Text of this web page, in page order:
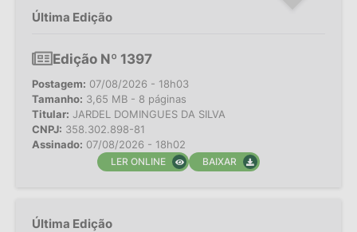
Última Edição
Edição Nº 1397
Postagem: 07/08/2026 - 18h03
Tamanho: 3,65 MB - 8 páginas
Titular: JARDEL DOMINGUES DA SILVA
CNPJ: 358.302.898-81
Assinado: 07/08/2026 - 18h02
LER ONLINE BAIXAR
Última Edição